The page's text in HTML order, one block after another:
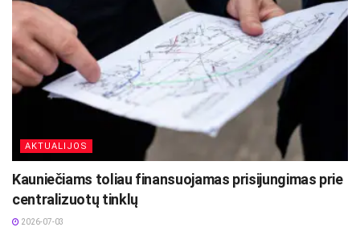
AKTUALIJOS
Kauniečiams toliau finansuojamas prisijungimas prie
centralizuotų tinklų
2026-07-03